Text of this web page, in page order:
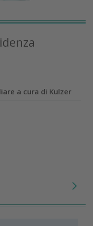
a cura di Kulzer